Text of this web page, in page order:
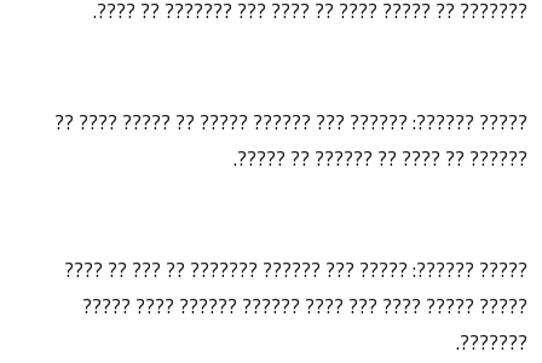
??????? ?? ????? ???? ?? ???? ??? ??????? ?? ????.
????? ??????: ?????? ??? ?????? ????? ?? ????? ???? ??
?????? ?? ???? ?? ?????? ?? ?????.
????? ??????: ????? ??? ?????? ??????? ?? ??? ?? ????
????? ????? ???? ??? ???? ?????? ?????? ???? ?????
???????.